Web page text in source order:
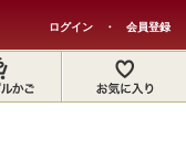
ログイン ・ 会員登録